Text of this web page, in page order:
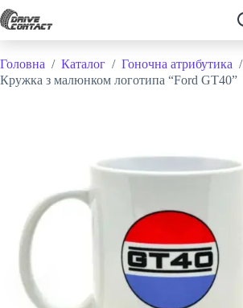
Перейти
до
Головна / Каталог / Гоночна атрибутика /
Кружка з малюнком логотипа “Ford GT40”